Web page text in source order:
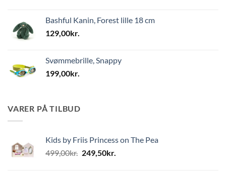
Bashful Kanin, Forest lille 18 cm
129,00kr.
Svømmebrille, Snappy
199,00kr.
VARER PÅ TILBUD
Kids by Friis Princess on The Pea
499,00kr. Den
249,50kr.